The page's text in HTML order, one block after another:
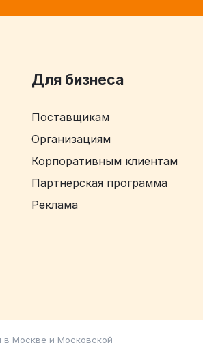
Для бизнеса
Поставщикам
Организациям
Корпоративным клиентам
Партнерская программа
Реклама
в Москве и Московской